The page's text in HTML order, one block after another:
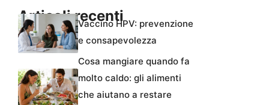
Articoli recentiVaccino HPV: prevenzione
e consapevolezza
Cosa mangiare quando fa
molto caldo: gli alimenti
che aiutano a restare